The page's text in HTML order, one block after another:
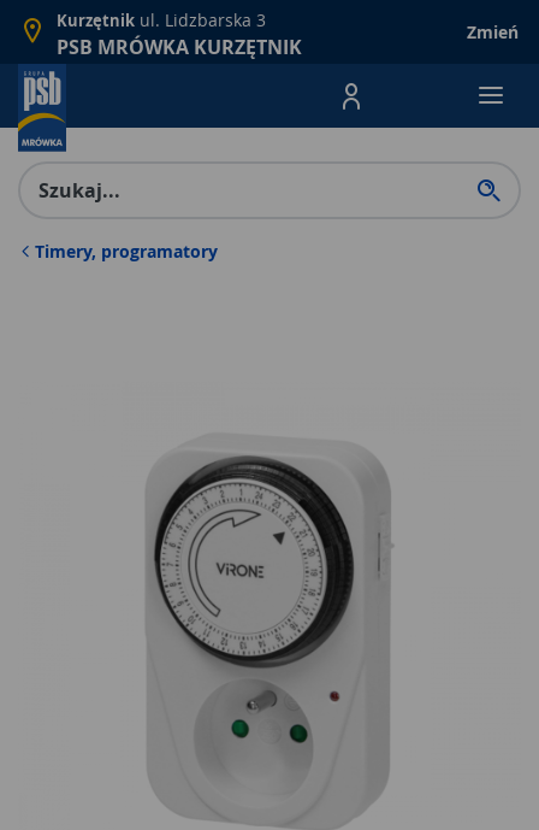
Kurzętnik ul. Lidzbarska 3
PSB MRÓWKA KURZĘTNIK
Zmień
Menu Produktów,
Timery, programatory